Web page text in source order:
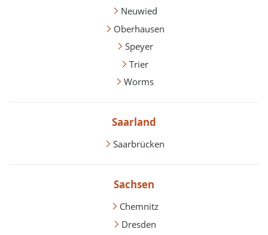
Neuwied
Oberhausen
Speyer
Trier
Worms
Saarland
Saarbrücken
Sachsen
Chemnitz
Dresden